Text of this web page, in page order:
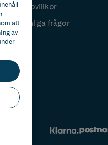
Köpvillkor
Vanliga frågor
att
av